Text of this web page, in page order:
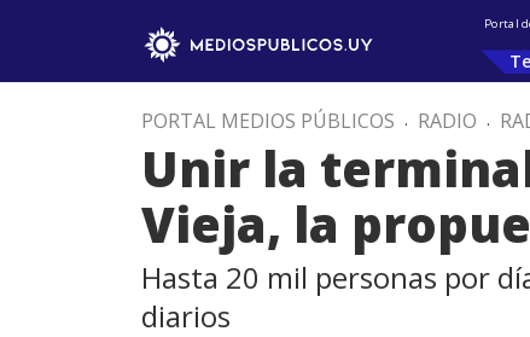
Portal
PORTAL MEDIOS PÚBLICOS . RADIO .
Unir la
Vieja, la
Hasta 20 mil personas por
diarios